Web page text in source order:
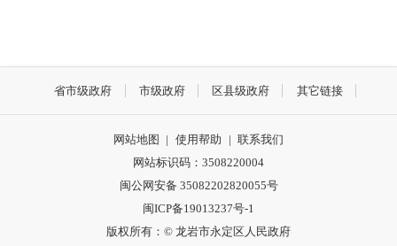
省市级政府 市级政府 区县级政府 其它链接
网站地图 | 使用帮助 | 联系我们
网站标识码：3508220004
闽公网安备 35082202820055号
闽ICP备19013237号-1
版权所有：© 龙岩市永定区人民政府